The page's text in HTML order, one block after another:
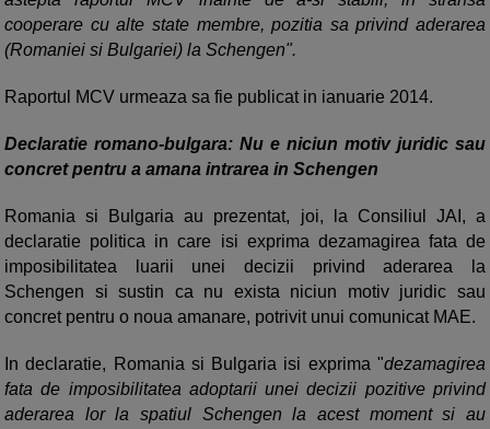
cooperare cu alte state membre, pozitia sa privind aderarea
(Romaniei si Bulgariei) la Schengen".
Raportul MCV urmeaza sa fie publicat in ianuarie 2014.
Declaratie romano-bulgara: Nu e niciun motiv juridic sau
concret pentru a amana intrarea in Schengen
Romania si Bulgaria au prezentat, joi, la Consiliul JAI, a
declaratie politica in care isi exprima dezamagirea fata de
imposibilitatea luarii unei decizii privind aderarea la
Schengen si sustin ca nu exista niciun motiv juridic sau
concret pentru o noua amanare, potrivit unui comunicat MAE.
In declaratie, Romania si Bulgaria isi exprima "dezamagirea
fata de imposibilitatea adoptarii unei decizii pozitive privind
aderarea lor la spatiul Schengen la acest moment si au